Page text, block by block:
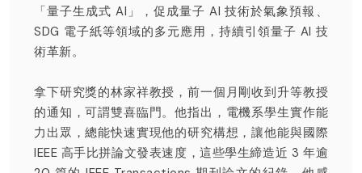
「量子生成式 AI」，促成量子 AI 技術於氣象預報、
SDG 電子紙等領域的多元應用，持續引領量子 AI 技
術革新。
拿下研究獎的林家祥教授，前一個月剛收到升等教授
的通知，可謂雙喜臨門。他指出，電機系學生實作能
力出眾，總能快速實現他的研究構想，讓他能與國際
IEEE 高手比拼論文發表速度，這些學生締造近 3 年逾